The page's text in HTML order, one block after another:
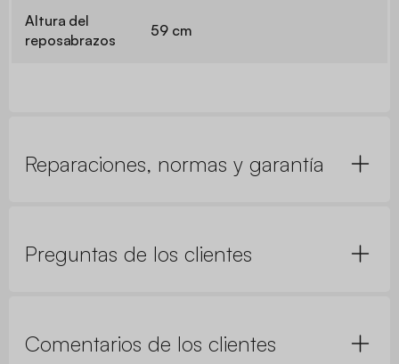
Altura del
reposabrazos
59 cm
Reparaciones, normas y garantía
Preguntas de los clientes
Comentarios de los clientes